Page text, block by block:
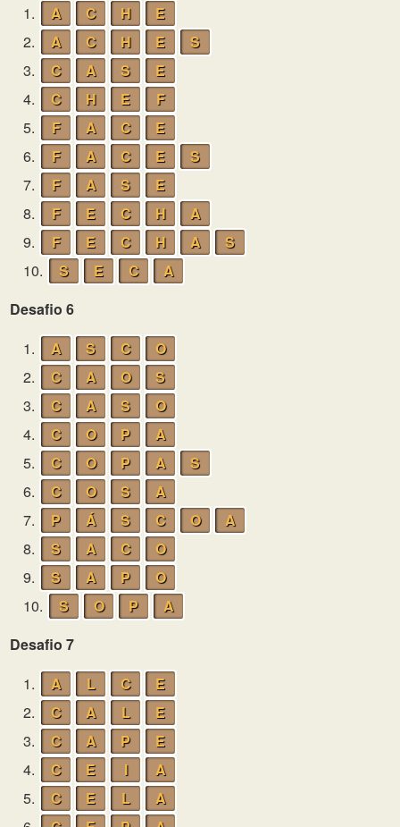
1.
A C H
E
2.
A C H E
S
3.
C A S
E
4.
C H E
F
5.
F A C
E
6.
F A C E
S
7.
F A S
E
8.
F E C H
A
9.
F E C H A
S
10.
S E C
A
Desafio 6
1.
A S C
O
2.
C A O
S
3.
C A S
O
4.
C O P
A
5.
C O P A
S
6.
C O S
A
7.
P Á S C O
A
8.
S A C
O
9.
S A P
O
10.
S O P
A
Desafio 7
1.
A L C
E
2.
C A L
E
3.
C A P
E
4.
C E I
A
5.
C E L
A